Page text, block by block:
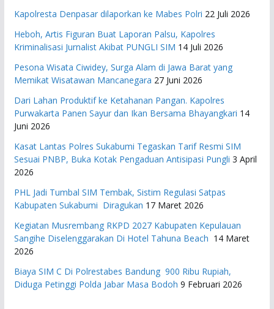
Kapolresta Denpasar dilaporkan ke Mabes Polri 22 Juli 2026
Heboh, Artis Figuran Buat Laporan Palsu, Kapolres
Kriminalisasi Jurnalist Akibat PUNGLI SIM 14 Juli 2026
Pesona Wisata Ciwidey, Surga Alam di Jawa Barat yang
Memikat Wisatawan Mancanegara 27 Juni 2026
Dari Lahan Produktif ke Ketahanan Pangan. Kapolres
Purwakarta Panen Sayur dan Ikan Bersama Bhayangkari 14
Juni 2026
Kasat Lantas Polres Sukabumi Tegaskan Tarif Resmi SIM
Sesuai PNBP, Buka Kotak Pengaduan Antisipasi Pungli 3 April
2026
PHL Jadi Tumbal SIM Tembak, Sistim Regulasi Satpas
Kabupaten Sukabumi Diragukan 17 Maret 2026
Kegiatan Musrembang RKPD 2027 ​Kabupaten Kepulauan
Sangihe Diselenggarakan Di Hotel Tahuna Beach 14 Maret
2026
Biaya SIM C Di Polrestabes Bandung 900 Ribu Rupiah,
Diduga Petinggi Polda Jabar Masa Bodoh 9 Februari 2026